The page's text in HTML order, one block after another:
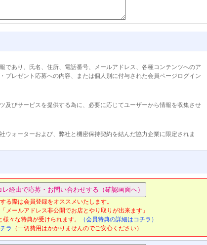
であり、氏名、住所、電話番号、メールアドレス、各種コンテンツへのア
プレゼント応募への内容、または個人別に付与された会員ページログイン
及びサービスを提供する為に、必要に応じてユーザーから情報を収集させ
ウォーターおよび、弊社と機密保持契約を結んだ協力企業に限定されま
ス数・アンケートなどの集計を提出することがあります。その際どのユー
ることの無いよう義務付けています。ご登録いただいた情報を本サイト以
。
だ協力企業以外に、ユーザー本人の許可なく個人情報を開示することはい
該ユーザーの事前の同意なく、個人情報を第三者に開示する場合がありま
る際は会員登録をオススメいたします。
メールアドレス非公開でお店とやり取りが出来ます」
々な特典が受けられます。
（会員特典の詳細はコチラ）
ラ
（一切費用はかかりませんのでご安心ください）